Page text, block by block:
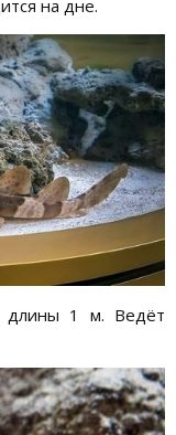
на дне.
длины 1 м. Ведёт